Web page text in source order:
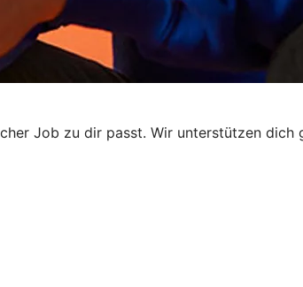
Job zu dir passt. Wir unterstützen dich